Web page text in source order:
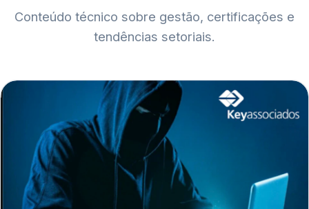
Conteúdo técnico sobre gestão, certificações e
tendências setoriais.